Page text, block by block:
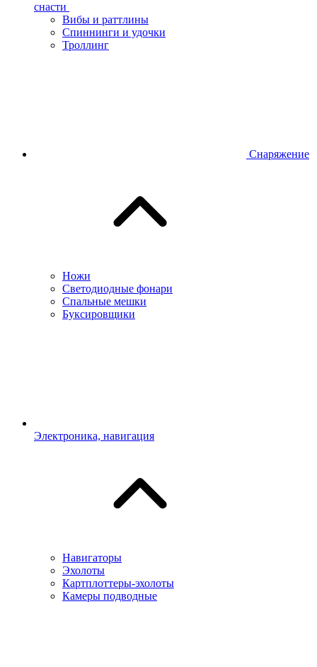
снасти
Вибы и раттлины
Спиннинги и удочки
Троллинг
Снаряжение
Ножи
Светодиодные фонари
Спальные мешки
Буксировщики
Электроника, навигация
Навигаторы
Эхолоты
Картплоттеры-эхолоты
Камеры подводные